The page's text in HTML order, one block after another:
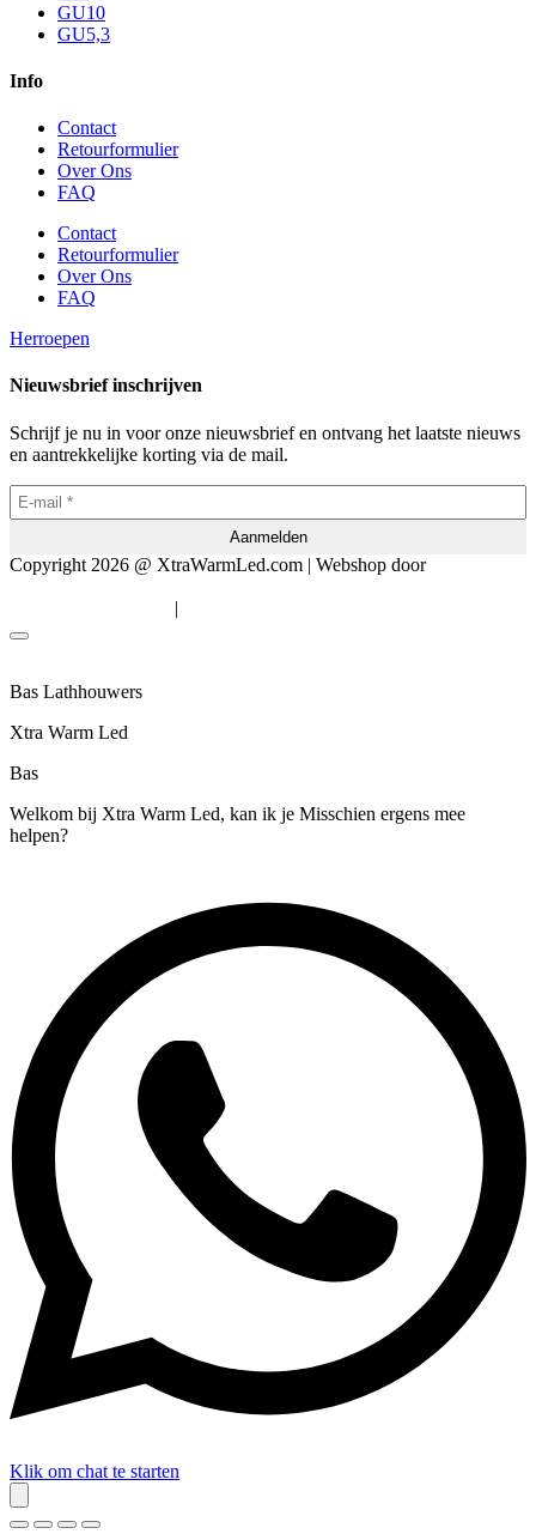
GU10
GU5,3
Info
Contact
Retourformulier
Over Ons
FAQ
Contact
Retourformulier
Over Ons
FAQ
Herroepen
Nieuwsbrief inschrijven
Schrijf je nu in voor onze nieuwsbrief en ontvang het laatste nieuws
en aantrekkelijke korting via de mail.
Copyright 2026 @ XtraWarmLed.com | Webshop door
|
Bas Lathhouwers
Xtra Warm Led
Bas
Welkom bij Xtra Warm Led, kan ik je Misschien ergens mee
helpen?
Klik om chat te starten